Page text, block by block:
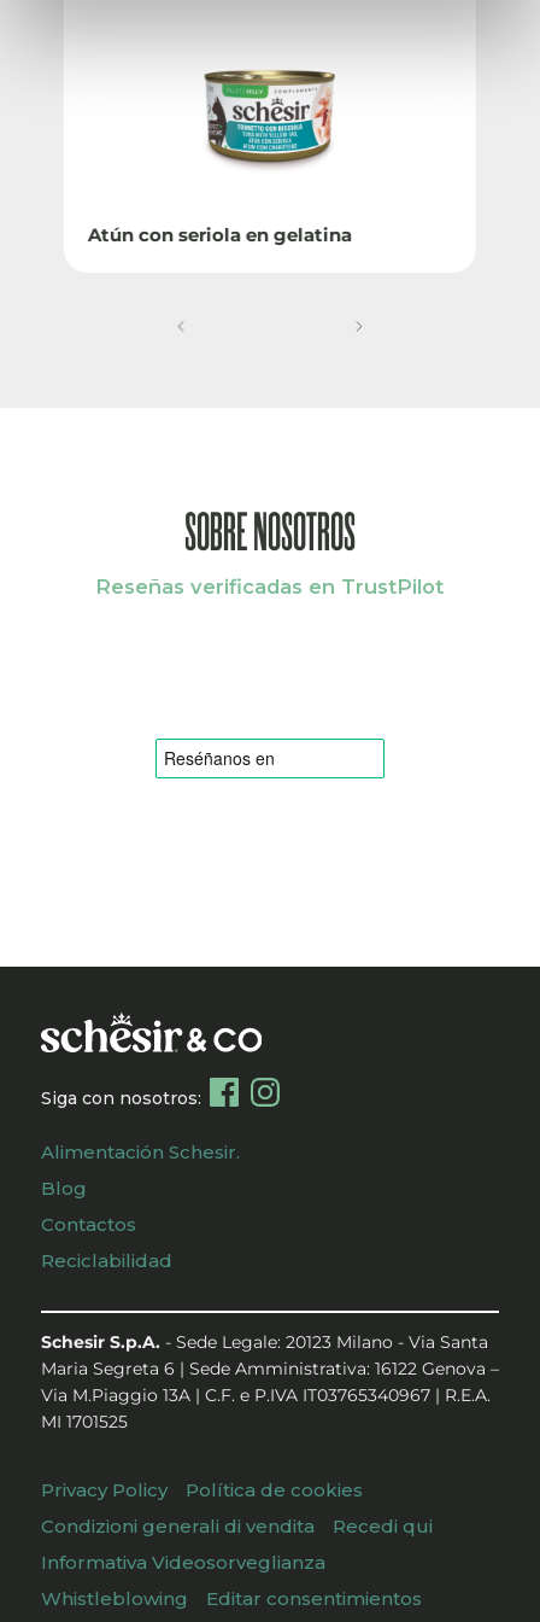
Atún con seriola en gelatina
SOBRE NOSOTROS
Reseñas verificadas en TrustPilot
Siga con nosotros:
Alimentación Schesir.
Blog
Contactos
Reciclabilidad
Schesir S.p.A.- Sede Legale: 20123 Milano - Via Santa
Maria Segreta 6 | Sede Amministrativa: 16122 Genova –
Via M.Piaggio 13A | C.F. e P.IVA IT03765340967 | R.E.A.
MI 1701525
Privacy Policy
Política de cookies
Condizioni generali di vendita
Recedi qui
Informativa Videosorveglianza
Whistleblowing
Editar consentimientos